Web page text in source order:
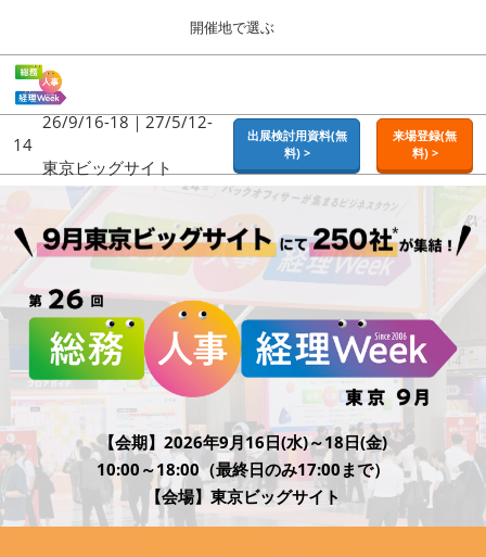
ッ
プ
し
て
進
to
close
the
menu.
開催地で選ぶ
東京ビッグサイト | Tokyo Big Sight
東京
東京ビッグサイト | Tokyo Big Sight
2026年11月18日
インテックス大阪 / INTEX OSAKA
名古屋
ポートメッセなごや / Port Messe Nagoya
HR EXPO【オンライン】
オンライン / online
ー
ナ
ビ
ー
シ
を
折
り
た
26/9/16-18｜27/5/12-
14
東京ビッグサイト
出展検討用資料(無
料) >
来場登録(無
料) >
【会期】2026年9月16日(水)～18日(金)
10:00～18:00（最終日のみ17:00まで）
【会場】東京ビッグサイト